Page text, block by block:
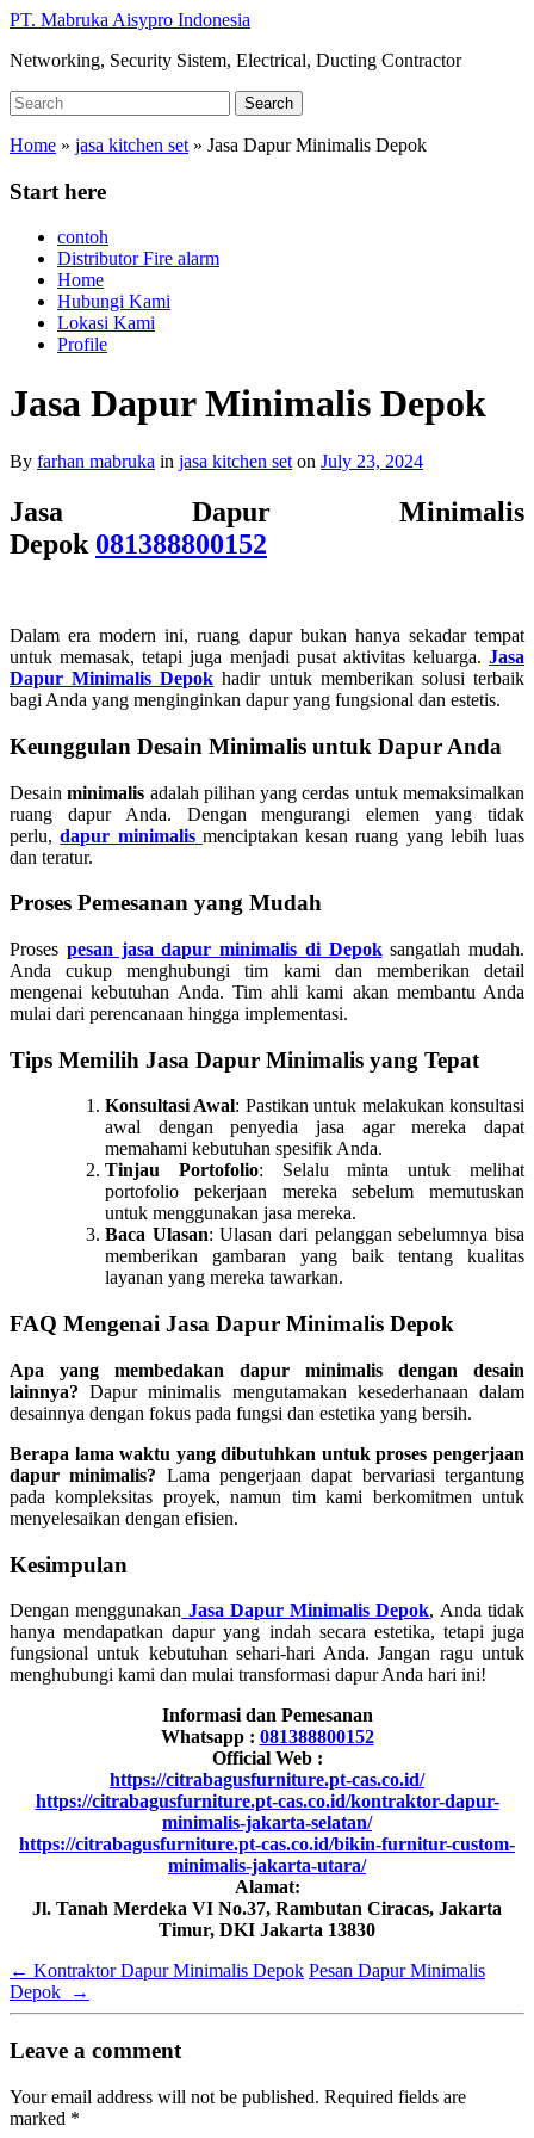
Skip
main
PT. Mabruka Aisypro Indonesia
Networking, Security Sistem, Electrical, Ducting Contractor
Search
for:
Search
Home » jasa kitchen set » Jasa Dapur Minimalis Depok
Start here
contoh
Distributor Fire alarm
Home
Hubungi Kami
Lokasi Kami
Profile
Jasa Dapur Minimalis Depok
By farhan mabruka in jasa kitchen set on July 23, 2024
Jasa Dapur Minimalis
Depok 081388800152
Dalam era modern ini, ruang dapur bukan hanya sekadar tempat
untuk memasak, tetapi juga menjadi pusat aktivitas keluarga. Jasa
Dapur Minimalis Depok hadir untuk memberikan solusi terbaik
bagi Anda yang menginginkan dapur yang fungsional dan estetis.
Keunggulan Desain Minimalis untuk Dapur Anda
Desainminimalis adalah pilihan yang cerdas untuk memaksimalkan
ruang dapur Anda. Dengan mengurangi elemen yang tidak
perlu,dapur minimalis menciptakan kesan ruang yang lebih luas
dan teratur.
Proses Pemesanan yang Mudah
Proses pesan jasa dapur minimalis di Depoksangatlah mudah.
Anda cukup menghubungi tim kami dan memberikan detail
mengenai kebutuhan Anda. Tim ahli kami akan membantu Anda
mulai dari perencanaan hingga implementasi.
Tips Memilih Jasa Dapur Minimalis yang Tepat
Konsultasi Awal: Pastikan untuk melakukan konsultasi
awal dengan penyedia jasa agar mereka dapat
memahami kebutuhan spesifik Anda.
Tinjau Portofolio: Selalu minta untuk melihat
portofolio pekerjaan mereka sebelum memutuskan
untuk menggunakan jasa mereka.
Baca Ulasan: Ulasan dari pelanggan sebelumnya bisa
memberikan gambaran yang baik tentang kualitas
layanan yang mereka tawarkan.
FAQ Mengenai Jasa Dapur Minimalis Depok
Apa yang membedakan dapur minimalis dengan desain
lainnya? Dapur minimalis mengutamakan kesederhanaan dalam
desainnya dengan fokus pada fungsi dan estetika yang bersih.
Berapa lama waktu yang dibutuhkan untuk proses pengerjaan
dapur minimalis? Lama pengerjaan dapat bervariasi tergantung
pada kompleksitas proyek, namun tim kami berkomitmen untuk
menyelesaikan dengan efisien.
Kesimpulan
Dengan menggunakan Jasa Dapur Minimalis Depok, Anda tidak
hanya mendapatkan dapur yang indah secara estetika, tetapi juga
fungsional untuk kebutuhan sehari-hari Anda. Jangan ragu untuk
menghubungi kami dan mulai transformasi dapur Anda hari ini!
Informasi dan Pemesanan
Whatsapp : 081388800152
Official Web :
https://citrabagusfurniture.pt-cas.co.id/
https://citrabagusfurniture.pt-cas.co.id/kontraktor-dapur-
minimalis-jakarta-selatan/
https://citrabagusfurniture.pt-cas.co.id/bikin-furnitur-custom-
minimalis-jakarta-utara/
Alamat:
Jl. Tanah Merdeka VI No.37, Rambutan Ciracas, Jakarta
Timur, DKI Jakarta 13830
← Kontraktor Dapur Minimalis Depok Pesan Dapur Minimalis
Depok
→
Leave a comment
Your email address will not be published. Required fields are
marked *